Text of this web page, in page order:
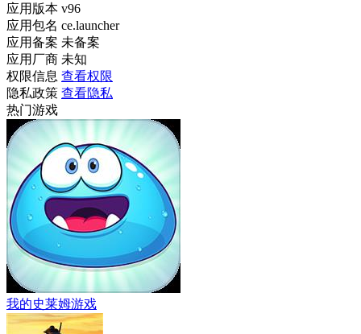
应用版本 v96
应用包名 ce.launcher
应用备案 未备案
应用厂商 未知
权限信息 查看权限
隐私政策 查看隐私
热门游戏
我的史莱姆游戏